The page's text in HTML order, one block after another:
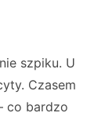
szpiku. U
Czasem
co bardzo